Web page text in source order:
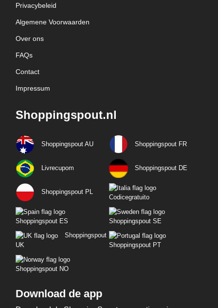
Privacybeleid
Algemene Voorwaarden
Over ons
FAQs
Contact
Impressum
Shoppingspout.nl
Shoppingspout AU Shoppingspout FR
Livrecupom Shoppingspout DE
Shoppingspout PL
Codicegratuito
Shoppingspout ES
Shoppingspout SE
Shoppingspout
UK
Shoppingspout PT
Shoppingspout NO
Download de app